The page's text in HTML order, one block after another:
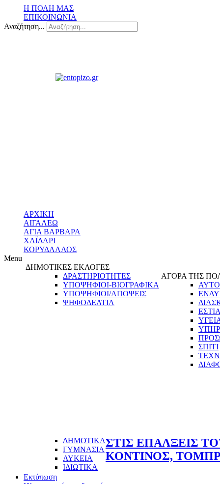
Η ΠΟΛΗ ΜΑΣ
ΕΠΙΚΟΙΝΩΝΙΑ
Αναζήτηση...
ΑΡΧΙΚΗ
ΑΙΓΑΛΕΩ
ΑΓΙΑ ΒΑΡΒΑΡΑ
ΧΑΪΔΑΡΙ
ΚΟΡΥΔΑΛΛΟΣ
Menu
ΔΗΜΟΤΙΚΕΣ ΕΚΛΟΓΕΣ
ΔΡΑΣΤΗΡΙΟΤΗΤΕΣ
ΥΠΟΨΗΦΙΟΙ-ΒΙΟΓΡΑΦΙΚΑ
ΥΠΟΨΗΦΙΟΙ/ΑΠΟΨΕΙΣ
ΨΗΦΟΔΕΛΤΙΑ
ΑΓΟΡΑ ΤΗΣ
ΣΠΙΤΙ
ΔΗΜΟΤΙΚΑ
ΓΥΜΝΑΣΙΑ
ΛΥΚΕΙΑ
ΙΔΙΩΤΙΚΑ
ΣΤΙΣ ΕΠΑΛΞΕΙΣ
ΚΟΝΤΙΝΟΣ,
Εκτύπωση